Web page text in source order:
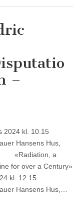
–
kl. 10.15
Hus,
«Radiation, a
for over a Century»
12.15
Hus,…